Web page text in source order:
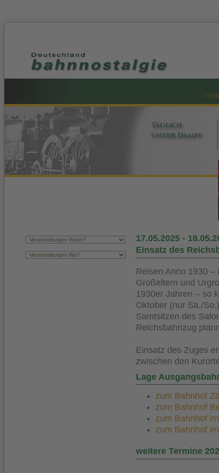
Täglich
unter Dampf
17.05.2025 -
Einsatz des
Reisen Anno 1930
Großeltern und
1930er Jahren – so
Oktober (nur Sa./
Samtsitzen des
Reichsbahnzug
Einsatz des Zuges
zwischen den
Lage
zum Bahnhof
zum Bahnhof
zum Bahnhof
zum Bahnhof
weitere Termine